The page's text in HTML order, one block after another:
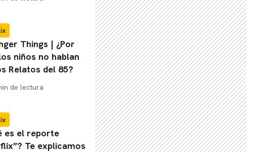
Things | ¿Por
niños no hablan
Relatos del 85?
de lectura
es el reporte
Te explicamos